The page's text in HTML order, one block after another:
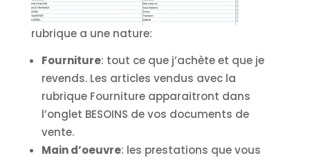
rubrique a une nature:
Fourniture: tout ce que j’achète et que je
revends. Les articles vendus avec la
rubrique Fourniture apparaitront dans
l’onglet BESOINS de vos documents de
vente.
Main d’oeuvre: les prestations que vous